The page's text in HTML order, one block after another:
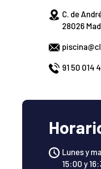
C. de
28026
91 50 014
Lunes y
15:00 y